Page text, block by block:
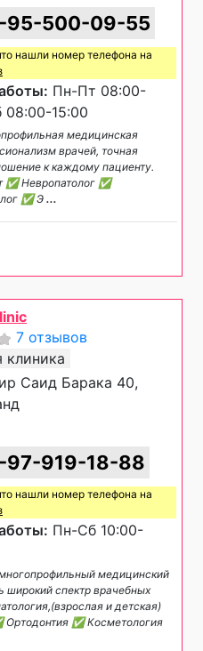
95-500-09-55
нашли номер телефона на
Пн-Пт 08:00-
08:00-15:00
медицинская
врачей, точная
к каждому пациенту.
Невропатолог ✅
✅ Э ...
7 отзывов
клиника
Саид Барака 40,
97-919-18-88
нашли номер телефона на
Пн-Сб 10:00-
медицинский
широкий спектр врачебных
и детская)
✅ Косметология